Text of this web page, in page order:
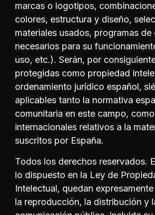
marcas o logotipos,
colores, estructura y diseño,
materiales usados, programas de
necesarios para su
uso, etc.). Serán, por
protegidas como propiedad
ordenamiento jurídico español,
aplicables tanto la normativa
comunitaria en este campo,
internacionales relativos a la
suscritos por España.
Todos los derechos reservados.
lo dispuesto en la Ley de
Intelectual, quedan
la reproducción, la distribución y